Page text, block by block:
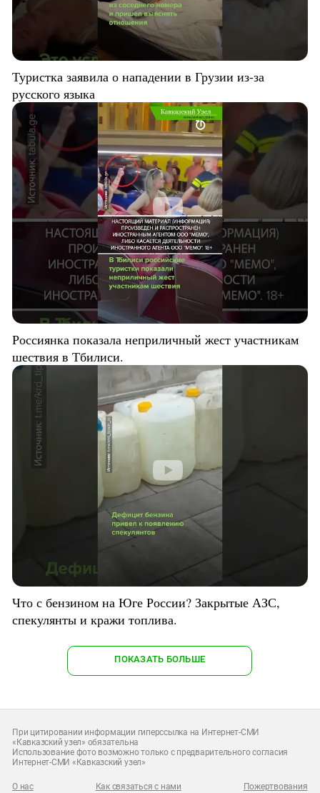
Туристка заявила о нападении в Грузии из-за
русского языка
Россиянка показала неприличный жест участникам
шествия в Тбилиси.
Что с бензином на Юге России? Закрытые АЗС,
спекулянты и кражи топлива.
ПОКАЗАТЬ БОЛЬШЕ
При цитировании информации гиперссылка на Интернет-СМИ
«Кавказский узел» обязательна
Использование фото возможно только с предварительного согласия
Интернет-СМИ «Кавказский узел»
О нас Как связаться с нами Пожертвования